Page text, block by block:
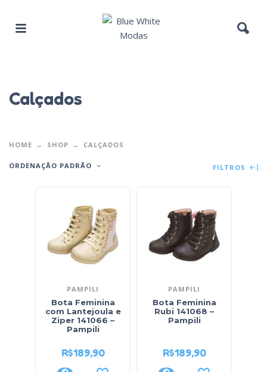
Calçados
HOME SHOP CALÇADOS
ORDENAÇÃO PADRÃO FILTROS
PAMPILI
Bota Feminina
com Lantejoula e
Ziper 141066 –
Pampili
R$189,90
PAMPILI
Bota Feminina
Rubi 141068 –
Pampili
R$189,90